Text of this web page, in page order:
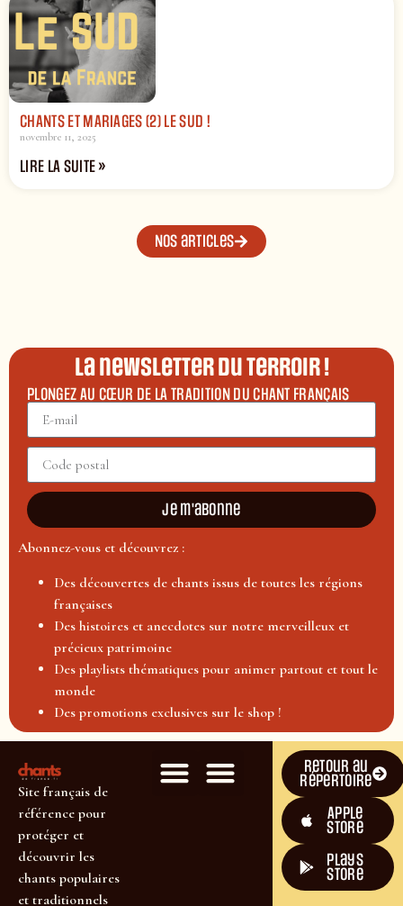
CHANTS ET MARIAGES (2) LE SUD !
novembre 11, 2025
LIRE LA SUITE »
Nos articles
La newsletter du terroir !
PLONGEZ AU CŒUR DE LA TRADITION DU CHANT FRANÇAIS
Je m'abonne
Abonnez-vous et découvrez :
Des découvertes de chants issus de toutes les régions
françaises
Des histoires et anecdotes sur notre merveilleux et
précieux patrimoine
Des playlists thématiques pour animer partout et tout le
monde
Des promotions exclusives sur le shop !
Site français de
référence pour
protéger et
découvrir les
chants populaires
et traditionnels
Retour au
répertoire
Apple
Store
plays
store